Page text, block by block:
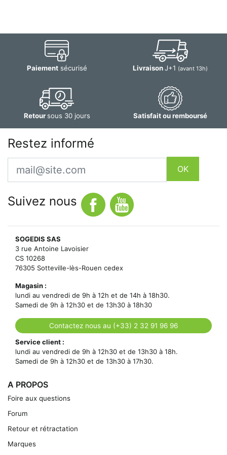
Paiementsécurisé LivraisonJ+1 (avant 13h)
Retoursous 30 jours Satisfait ou remboursé
Restez informé
Email
OK
Suivez nous
SOGEDIS SAS
3 rue Antoine Lavoisier
CS 10268
76305 Sotteville-lès-Rouen cedex
Magasin :
lundi au vendredi de 9h à 12h et de 14h à 18h30.
Samedi de 9h à 12h30 et de 13h30 à 18h30
Contactez nous au (+33) 2 32 91 96 96
Service client :
lundi au vendredi de 9h à 12h30 et de 13h30 à 18h.
Samedi de 9h à 12h30 et de 13h30 à 17h30.
A PROPOS
Foire aux questions
Forum
Retour et rétractation
Marques